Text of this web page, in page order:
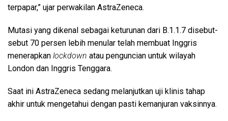
terpapar,” ujar perwakilan AstraZeneca.
Mutasi yang dikenal sebagai keturunan dari B.1.1.7 disebut-
sebut 70 persen lebih menular telah membuat Inggris
menerapkan lockdown atau penguncian untuk wilayah
London dan Inggris Tenggara.
Saat ini AstraZeneca sedang melanjutkan uji klinis tahap
akhir untuk mengetahui dengan pasti kemanjuran vaksinnya.